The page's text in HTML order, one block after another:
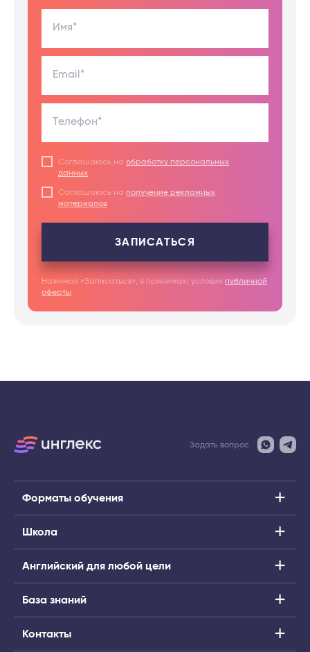
Имя*
Email*
Телефон*
Соглашаюсь на обработку персональных
данных
Соглашаюсь на получение рекламных
материалов
ЗАПИСАТЬСЯ
Нажимая «Записаться», я принимаю условия публичной
оферты
Задать вопрос
Форматы обучения
Школа
Английский для любой цели
База знаний
Контакты